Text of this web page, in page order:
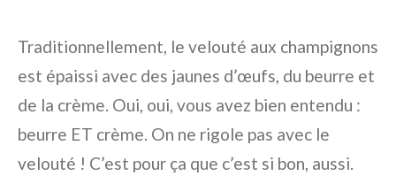
Traditionnellement, le velouté aux champignons
est épaissi avec des jaunes d’œufs, du beurre et
de la crème. Oui, oui, vous avez bien entendu :
beurre ET crème. On ne rigole pas avec le
velouté ! C’est pour ça que c’est si bon, aussi.